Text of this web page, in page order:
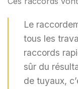
Le
tous les
raccords
sûr du
de tuyaux,